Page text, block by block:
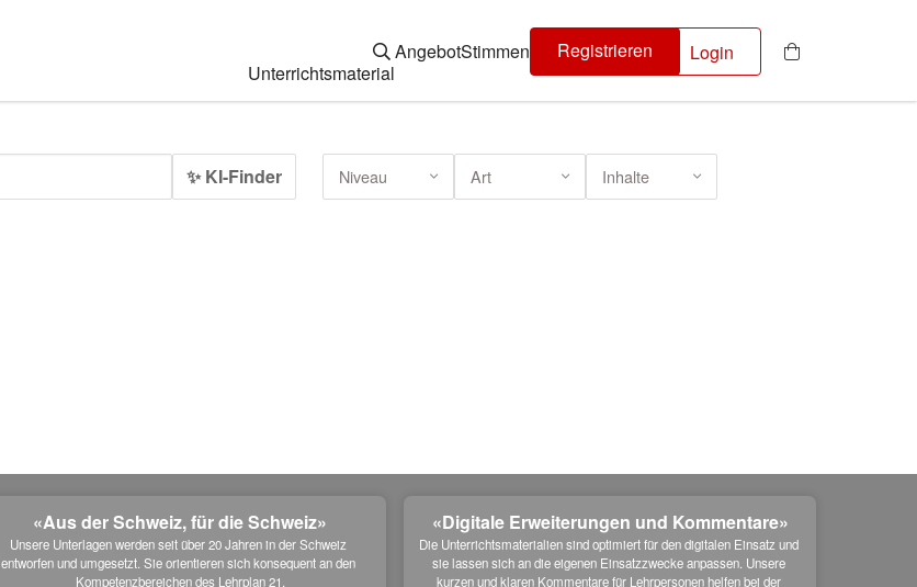
Unterrichtsmaterial
AngebotStimmen Registrieren Login
✨ KI-Finder Niveau Art Inhalte
«Aus der Schweiz, für die Schweiz»
Unsere Unterlagen werden seit über 20 Jahren in der Schweiz
entworfen und umgesetzt. Sie orientieren sich konsequent an den
Kompetenzbereichen des Lehrplan 21.
«Digitale Erweiterungen und Kommentare»
Die Unterrichtsmaterialien sind optimiert für den digitalen Einsatz und
sie lassen sich an die eigenen Einsatzzwecke anpassen. Unsere
kurzen und klaren Kommentare für Lehrpersonen helfen bei der